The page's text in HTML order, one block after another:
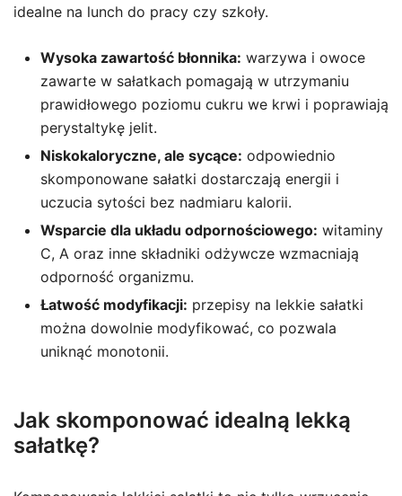
idealne na lunch do pracy czy szkoły.
Wysoka zawartość błonnika: warzywa i owoce
zawarte w sałatkach pomagają w utrzymaniu
prawidłowego poziomu cukru we krwi i poprawiają
perystaltykę jelit.
Niskokaloryczne, ale sycące: odpowiednio
skomponowane sałatki dostarczają energii i
uczucia sytości bez nadmiaru kalorii.
Wsparcie dla układu odpornościowego: witaminy
C, A oraz inne składniki odżywcze wzmacniają
odporność organizmu.
Łatwość modyfikacji: przepisy na lekkie sałatki
można dowolnie modyfikować, co pozwala
uniknąć monotonii.
Jak skomponować idealną lekką
sałatkę?